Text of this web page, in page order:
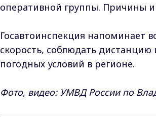
оперативной группы. Причины и
Госавтоинспекция напоминает
скорость, соблюдать
погодных условий в регионе.
Фото, видео: УМВД России по